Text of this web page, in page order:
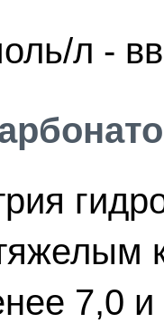
л -
7,0 и